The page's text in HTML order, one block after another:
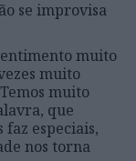
se improvisa
muito
muito
muito
que
faz especiais,
nos torna